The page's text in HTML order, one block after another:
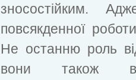
зносостійким.
повсякденної
Не останню роль
вони також